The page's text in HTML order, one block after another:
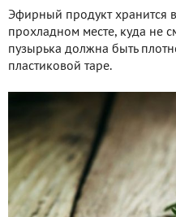
Эфирный продукт хранится
прохладном месте, куда не
пузырька должна быть
пластиковой таре.